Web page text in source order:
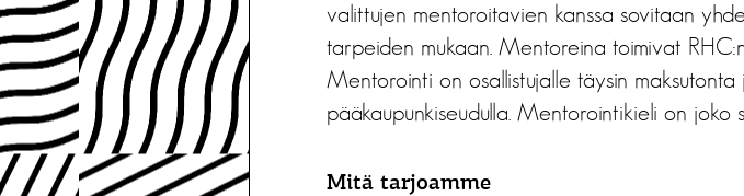
valittujen mentoroitavien kanssa sovitaan
tarpeiden mukaan. Mentoreina toimivat
Mentorointi on osallistujalle täysin
pääkaupunkiseudulla. Mentorointikieli on joko
Mitä tarjoamme